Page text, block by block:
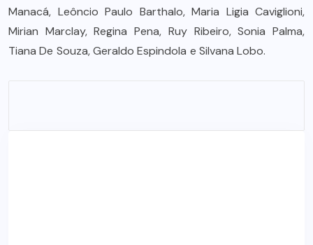
Manacá, Leôncio Paulo Barthalo, Maria Ligia Caviglioni,
Mirian Marclay, Regina Pena, Ruy Ribeiro, Sonia Palma,
Tiana De Souza, Geraldo Espindola e Silvana Lobo.